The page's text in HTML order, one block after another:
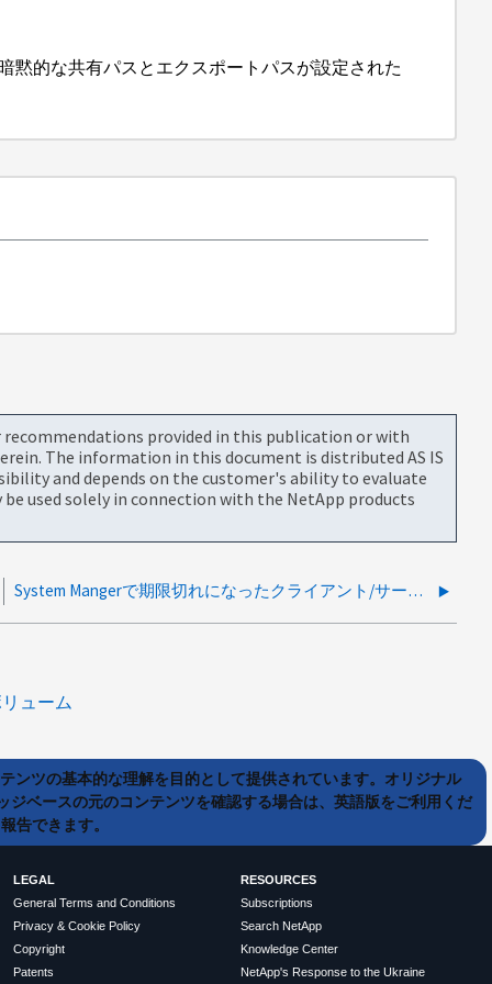
黙的な共有パスとエクスポートパスが設定された
provided in this publication or with
The information in this document is distributed AS IS
and depends on the customer's ability to evaluate
used solely in connection with the NetApp products
System Mangerで期限切れになったクライアント/サーバ証明書を安全に削除できますか。
ューム
ンツの基本的な理解を目的として提供されています。オリジナル
ベースの元のコンテンツを確認する場合は、英語版をご利用くだ
告できます。
LEGAL
General Terms and Conditions
Privacy & Cookie Policy
Copyright
Patents
RESOURCES
Subscriptions
Search NetApp
Knowledge Center
NetApp's Response to the Ukraine